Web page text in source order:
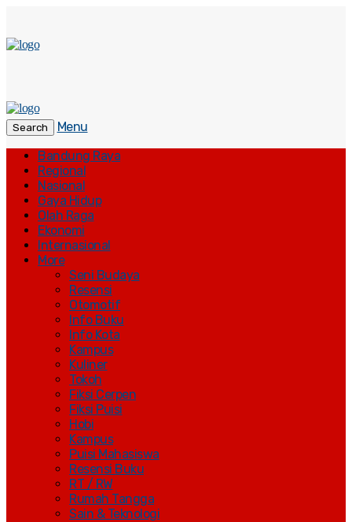
Search
Menu
Bandung Raya
Regional
Nasional
Gaya Hidup
Olah Raga
Ekonomi
Internasional
More
Seni Budaya
Resensi
Otomotif
Info Buku
Info Kota
Kampus
Kuliner
Tokoh
Fiksi Cerpen
Fiksi Puisi
Hobi
Kampus
Puisi Mahasiswa
Resensi Buku
RT / RW
Rumah Tangga
Sain & Teknologi